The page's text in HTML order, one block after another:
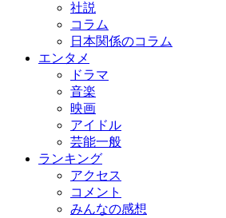
社説
コラム
日本関係のコラム
エンタメ
ドラマ
音楽
映画
アイドル
芸能一般
ランキング
アクセス
コメント
みんなの感想